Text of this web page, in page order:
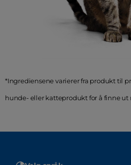
*Ingrediensene varierer fra produkt til
hunde- eller katteprodukt for å finne